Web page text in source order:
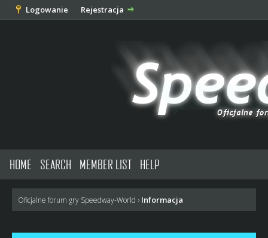
Logowanie Rejestracja
HOME SEARCH MEMBER LIST HELP
Oficjalne forum gry Speedway-World › Informacja